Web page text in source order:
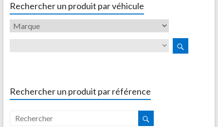
Rechercher un produit par véhicule
Rechercher un produit par référence